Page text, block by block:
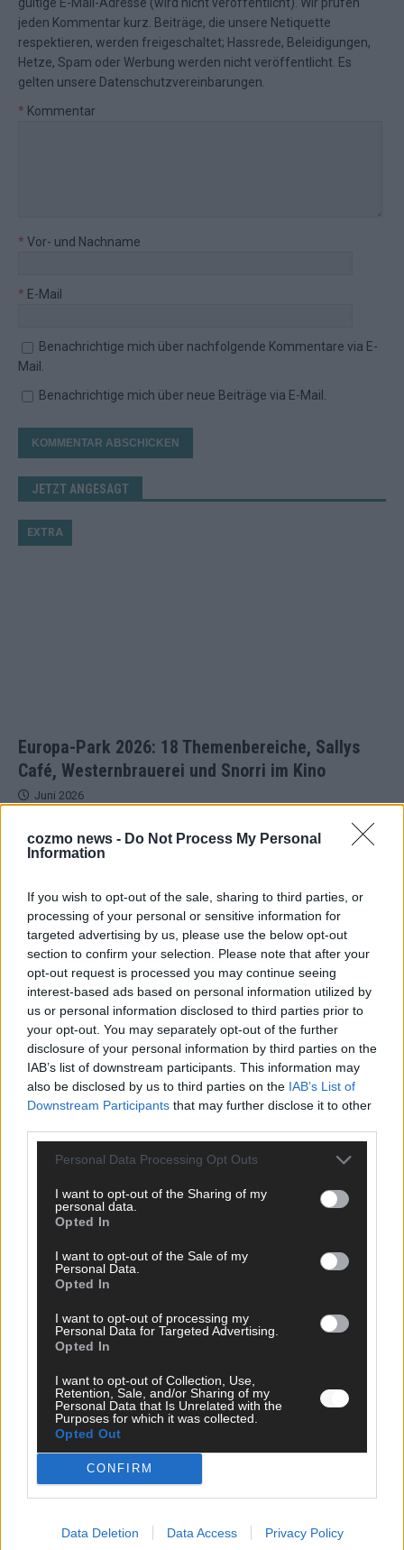
cozmo news - Do Not Process My Personal
Information
If you wish to opt-out of the sale, sharing to third parties, or
processing of your personal or sensitive information for
targeted advertising by us, please use the below opt-out
section to confirm your selection. Please note that after your
opt-out request is processed you may continue seeing
interest-based ads based on personal information utilized by
us or personal information disclosed to third parties prior to
your opt-out. You may separately opt-out of the further
disclosure of your personal information by third parties on the
IAB’s list of downstream participants. This information may
also be disclosed by us to third parties on the IAB’s List of
Downstream Participants that may further disclose it to other
Personal Data Processing Opt Outs
I want to opt-out of the Sharing of my
personal data.
Opted In
I want to opt-out of the Sale of my
Personal Data.
Opted In
I want to opt-out of processing my
Personal Data for Targeted Advertising.
Opted In
I want to opt-out of Collection, Use,
Retention, Sale, and/or Sharing of my
Personal Data that Is Unrelated with the
Purposes for which it was collected.
Opted Out
CONFIRM
Data Deletion Data Access Privacy Policy
jeden Kommentar kurz. Beiträge, die unsere Netiquette
respektieren, werden freigeschaltet; Hassrede, Beleidigungen,
Hetze, Spam oder Werbung werden nicht veröffentlicht. Es
gelten unsere Datenschutzvereinbarungen
* Kommentar
* Vor- und Nachname
* E-Mail
Benachrichtige mich über nachfolgende Kommentare via E-
Mail.
Benachrichtige mich über neue Beiträge via E-Mail.
JETZT ANGESAGT
Europa-Park 2026: 18 Themenbereiche, Sallys
Café, Westernbrauerei und Snorri im Kino
EXTRA
Juni 2026
ESC 2026: Ein Sieger, der klar überzeugt – und
eine Debatte, die nicht aufhört
KOMMENTAR
Bulgarien gewinnt den Eurovision Song Contest 2026 – das
große Abschlussbild aus Wien
Mai 2026
EUROVISION
Finale in Wien – alle Show-Highlights
Mai 2026
EUROVISION
Dänemark eröffnet, Österreich beschließt: Die
Startreihenfolge des ESC-Finales 2026 im Überblick
Mai 2026
Schwächen und unsere Tipps